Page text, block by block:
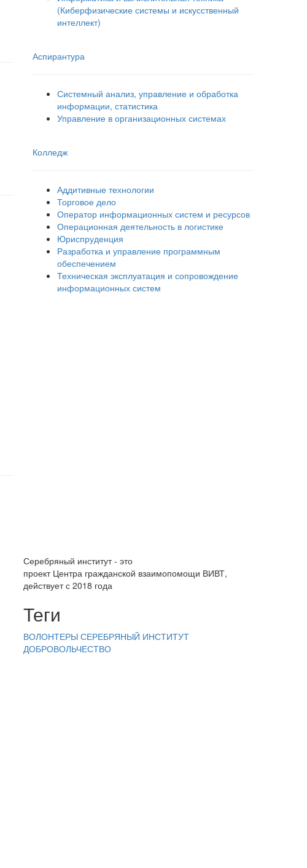
(Киберфизические системы и искусственный
интеллект)
Аспирантура
Системный анализ, управление и обработка
информации, статистика
Управление в организационных системах
Колледж
Аддитивные технологии
Торговое дело
Оператор информационных систем и ресурсов
Операционная деятельность в логистике
Юриспруденция
Разработка и управление программным
обеспечением
Техническая эксплуатация и сопровождение
информационных систем
Серебряный институт - это
проект Центра гражданской взаимопомощи ВИВТ,
действует с 2018 года
Теги
ВОЛОНТЕРЫ СЕРЕБРЯНЫЙ ИНСТИТУТ
ДОБРОВОЛЬЧЕСТВО